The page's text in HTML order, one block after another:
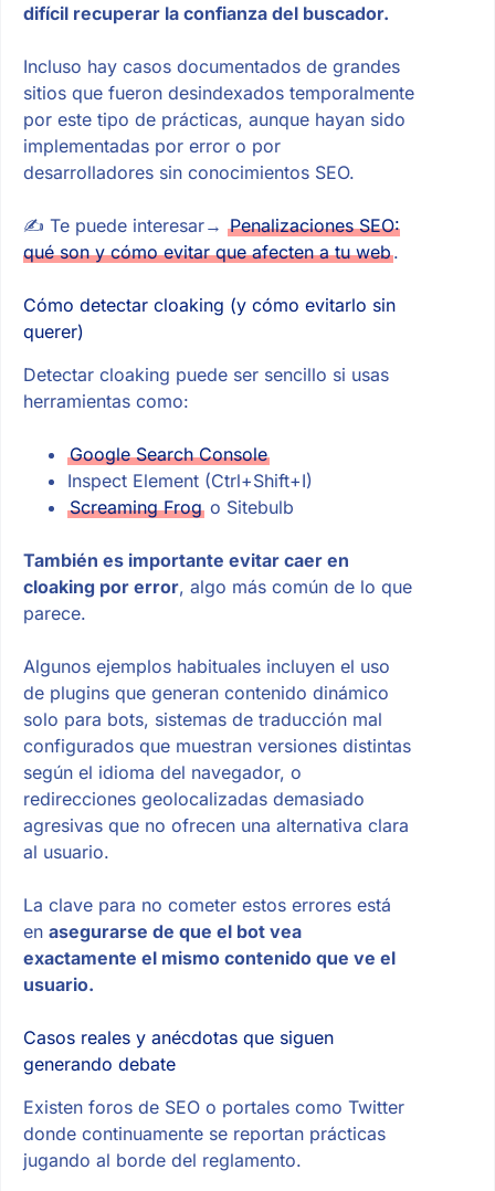
difícil recuperar la confianza del buscador.
Incluso hay casos documentados de grandes
sitios que fueron desindexados temporalmente
por este tipo de prácticas, aunque hayan sido
implementadas por error o por
desarrolladores sin conocimientos SEO.
✍ Te puede interesar→ Penalizaciones SEO:
qué son y cómo evitar que afecten a tu web.
Cómo detectar cloaking (y cómo evitarlo sin
querer)
Detectar cloaking puede ser sencillo si usas
herramientas como:
Google Search Console
Inspect Element (Ctrl+Shift+I)
Screaming Frogo Sitebulb
También es importante evitar caer en
cloaking por error, algo más común de lo que
parece.
Algunos ejemplos habituales incluyen el uso
de plugins que generan contenido dinámico
solo para bots, sistemas de traducción mal
configurados que muestran versiones distintas
según el idioma del navegador, o
redirecciones geolocalizadas demasiado
agresivas que no ofrecen una alternativa clara
al usuario.
La clave para no cometer estos errores está
en asegurarse de que el bot vea
exactamente el mismo contenido que ve el
usuario.
Casos reales y anécdotas que siguen
generando debate
Existen foros de SEO o portales como Twitter
donde continuamente se reportan prácticas
jugando al borde del reglamento.